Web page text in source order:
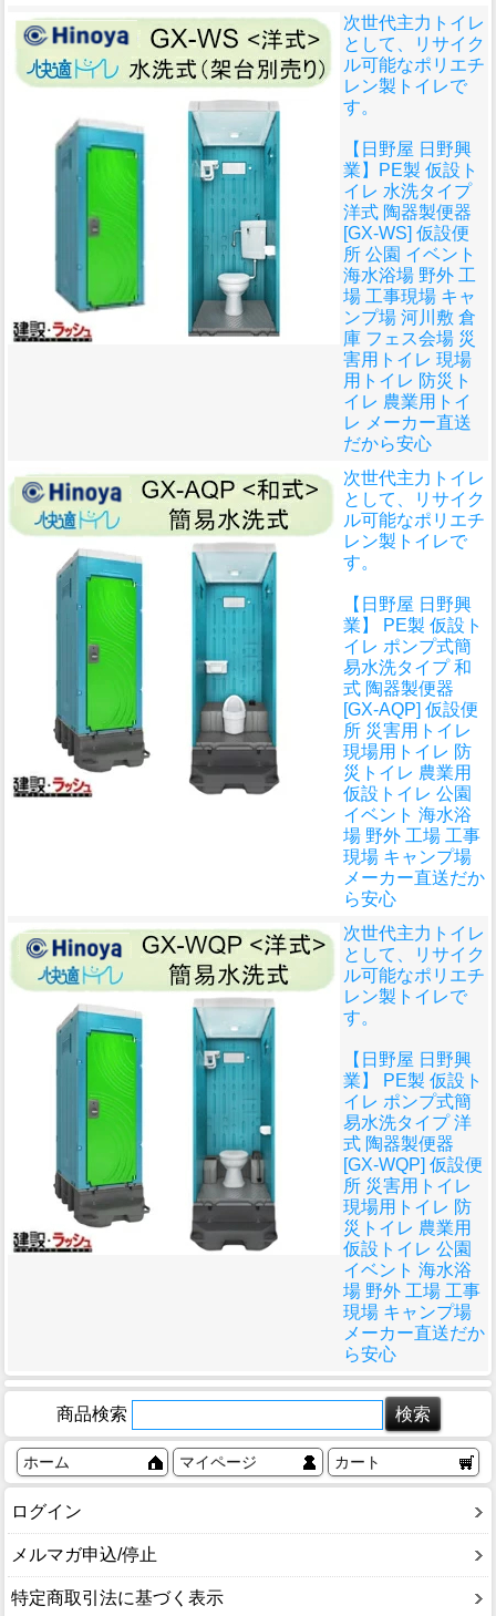
次世代主力トイレ
として、リサイク
ル可能なポリエチ
レン製トイレで
す。
【日野屋 日野興
業】PE製 仮設ト
イレ 水洗タイプ
洋式 陶器製便器
[GX-WS] 仮設便
所 公園 イベント
海水浴場 野外 工
場 工事現場 キャ
ンプ場 河川敷 倉
庫 フェス会場 災
害用トイレ 現場
用トイレ 防災ト
イレ 農業用トイ
レ メーカー直送
だから安心
次世代主力トイレ
として、リサイク
ル可能なポリエチ
レン製トイレで
す。
【日野屋 日野興
業】 PE製 仮設ト
イレ ポンプ式簡
易水洗タイプ 和
式 陶器製便器
[GX-AQP] 仮設便
所 災害用トイレ
現場用トイレ 防
災トイレ 農業用
仮設トイレ 公園
イベント 海水浴
場 野外 工場 工事
現場 キャンプ場
メーカー直送だか
ら安心
次世代主力トイレ
として、リサイク
ル可能なポリエチ
レン製トイレで
す。
【日野屋 日野興
業】 PE製 仮設ト
イレ ポンプ式簡
易水洗タイプ 洋
式 陶器製便器
[GX-WQP] 仮設便
所 災害用トイレ
現場用トイレ 防
災トイレ 農業用
仮設トイレ 公園
イベント 海水浴
場 野外 工場 工事
現場 キャンプ場
メーカー直送だか
ら安心
商品検索
ホーム マイページ カート
ログイン
メルマガ申込/停止
特定商取引法に基づく表示